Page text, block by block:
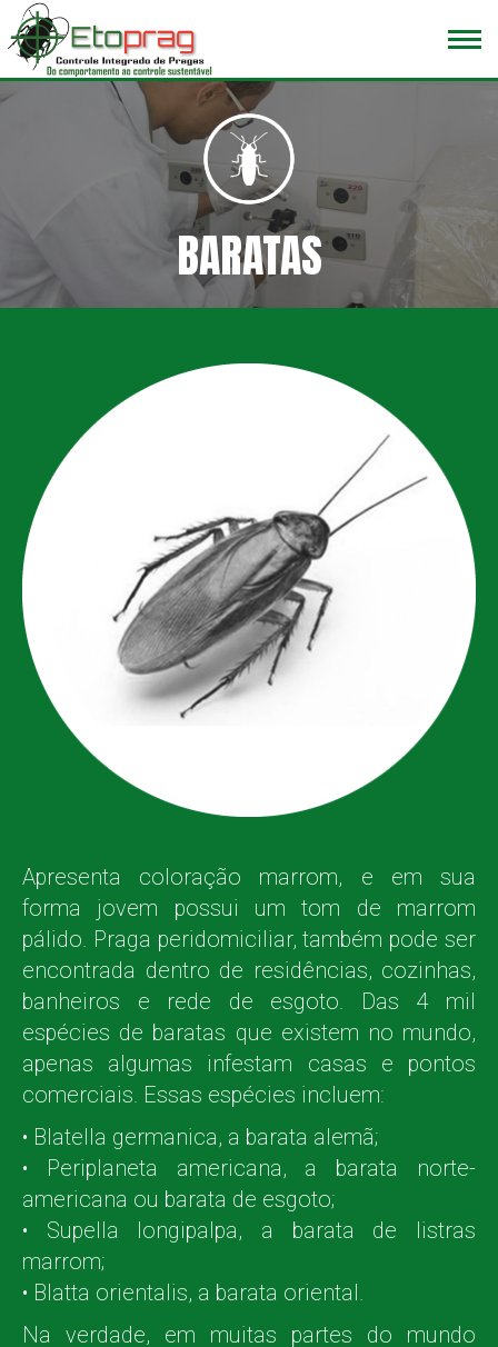
BARATAS
Apresenta coloração marrom, e em sua
forma jovem possui um tom de marrom
pálido. Praga peridomiciliar, também pode ser
encontrada dentro de residências, cozinhas,
banheiros e rede de esgoto. Das 4 mil
espécies de baratas que existem no mundo,
apenas algumas infestam casas e pontos
comerciais. Essas espécies incluem:
• Blatella germanica, a barata alemã;
• Periplaneta americana, a barata norte-
americana ou barata de esgoto;
• Supella longipalpa, a barata de listras
marrom;
• Blatta orientalis, a barata oriental.
Na verdade, em muitas partes do mundo